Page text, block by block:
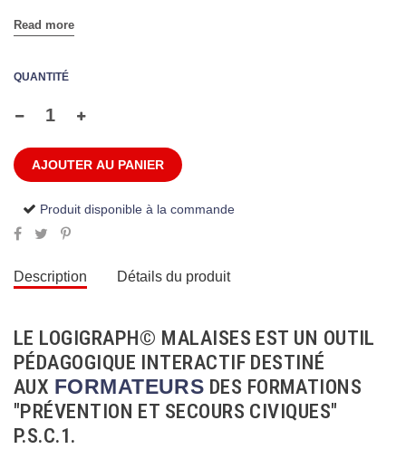
Read more
QUANTITÉ
AJOUTER AU PANIER
Produit disponible à la commande
Description Détails du produit
LE LOGIGRAPH© MALAISES EST UN OUTIL
PÉDAGOGIQUE INTERACTIF DESTINÉ
AUX FORMATEURS DES FORMATIONS
"PRÉVENTION ET SECOURS CIVIQUES"
P.S.C.1.